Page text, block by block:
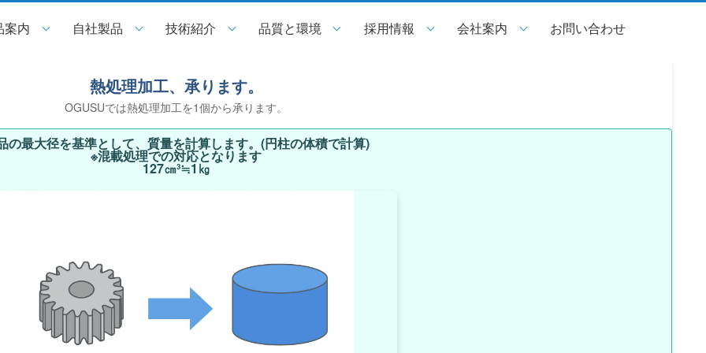
案内 自社製品 技術紹介 品質と環境 採用情報 会社案内 お問い合わせ
熱処理加工、承ります。
OGUSUでは熱処理加工を1個から承ります。
の最大径を基準として、質量を計算します。(円柱の体積で計算)
※混載処理での対応となります
127㎝³≒1㎏